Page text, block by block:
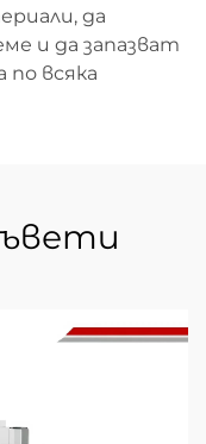
да
и да запазват
всяка